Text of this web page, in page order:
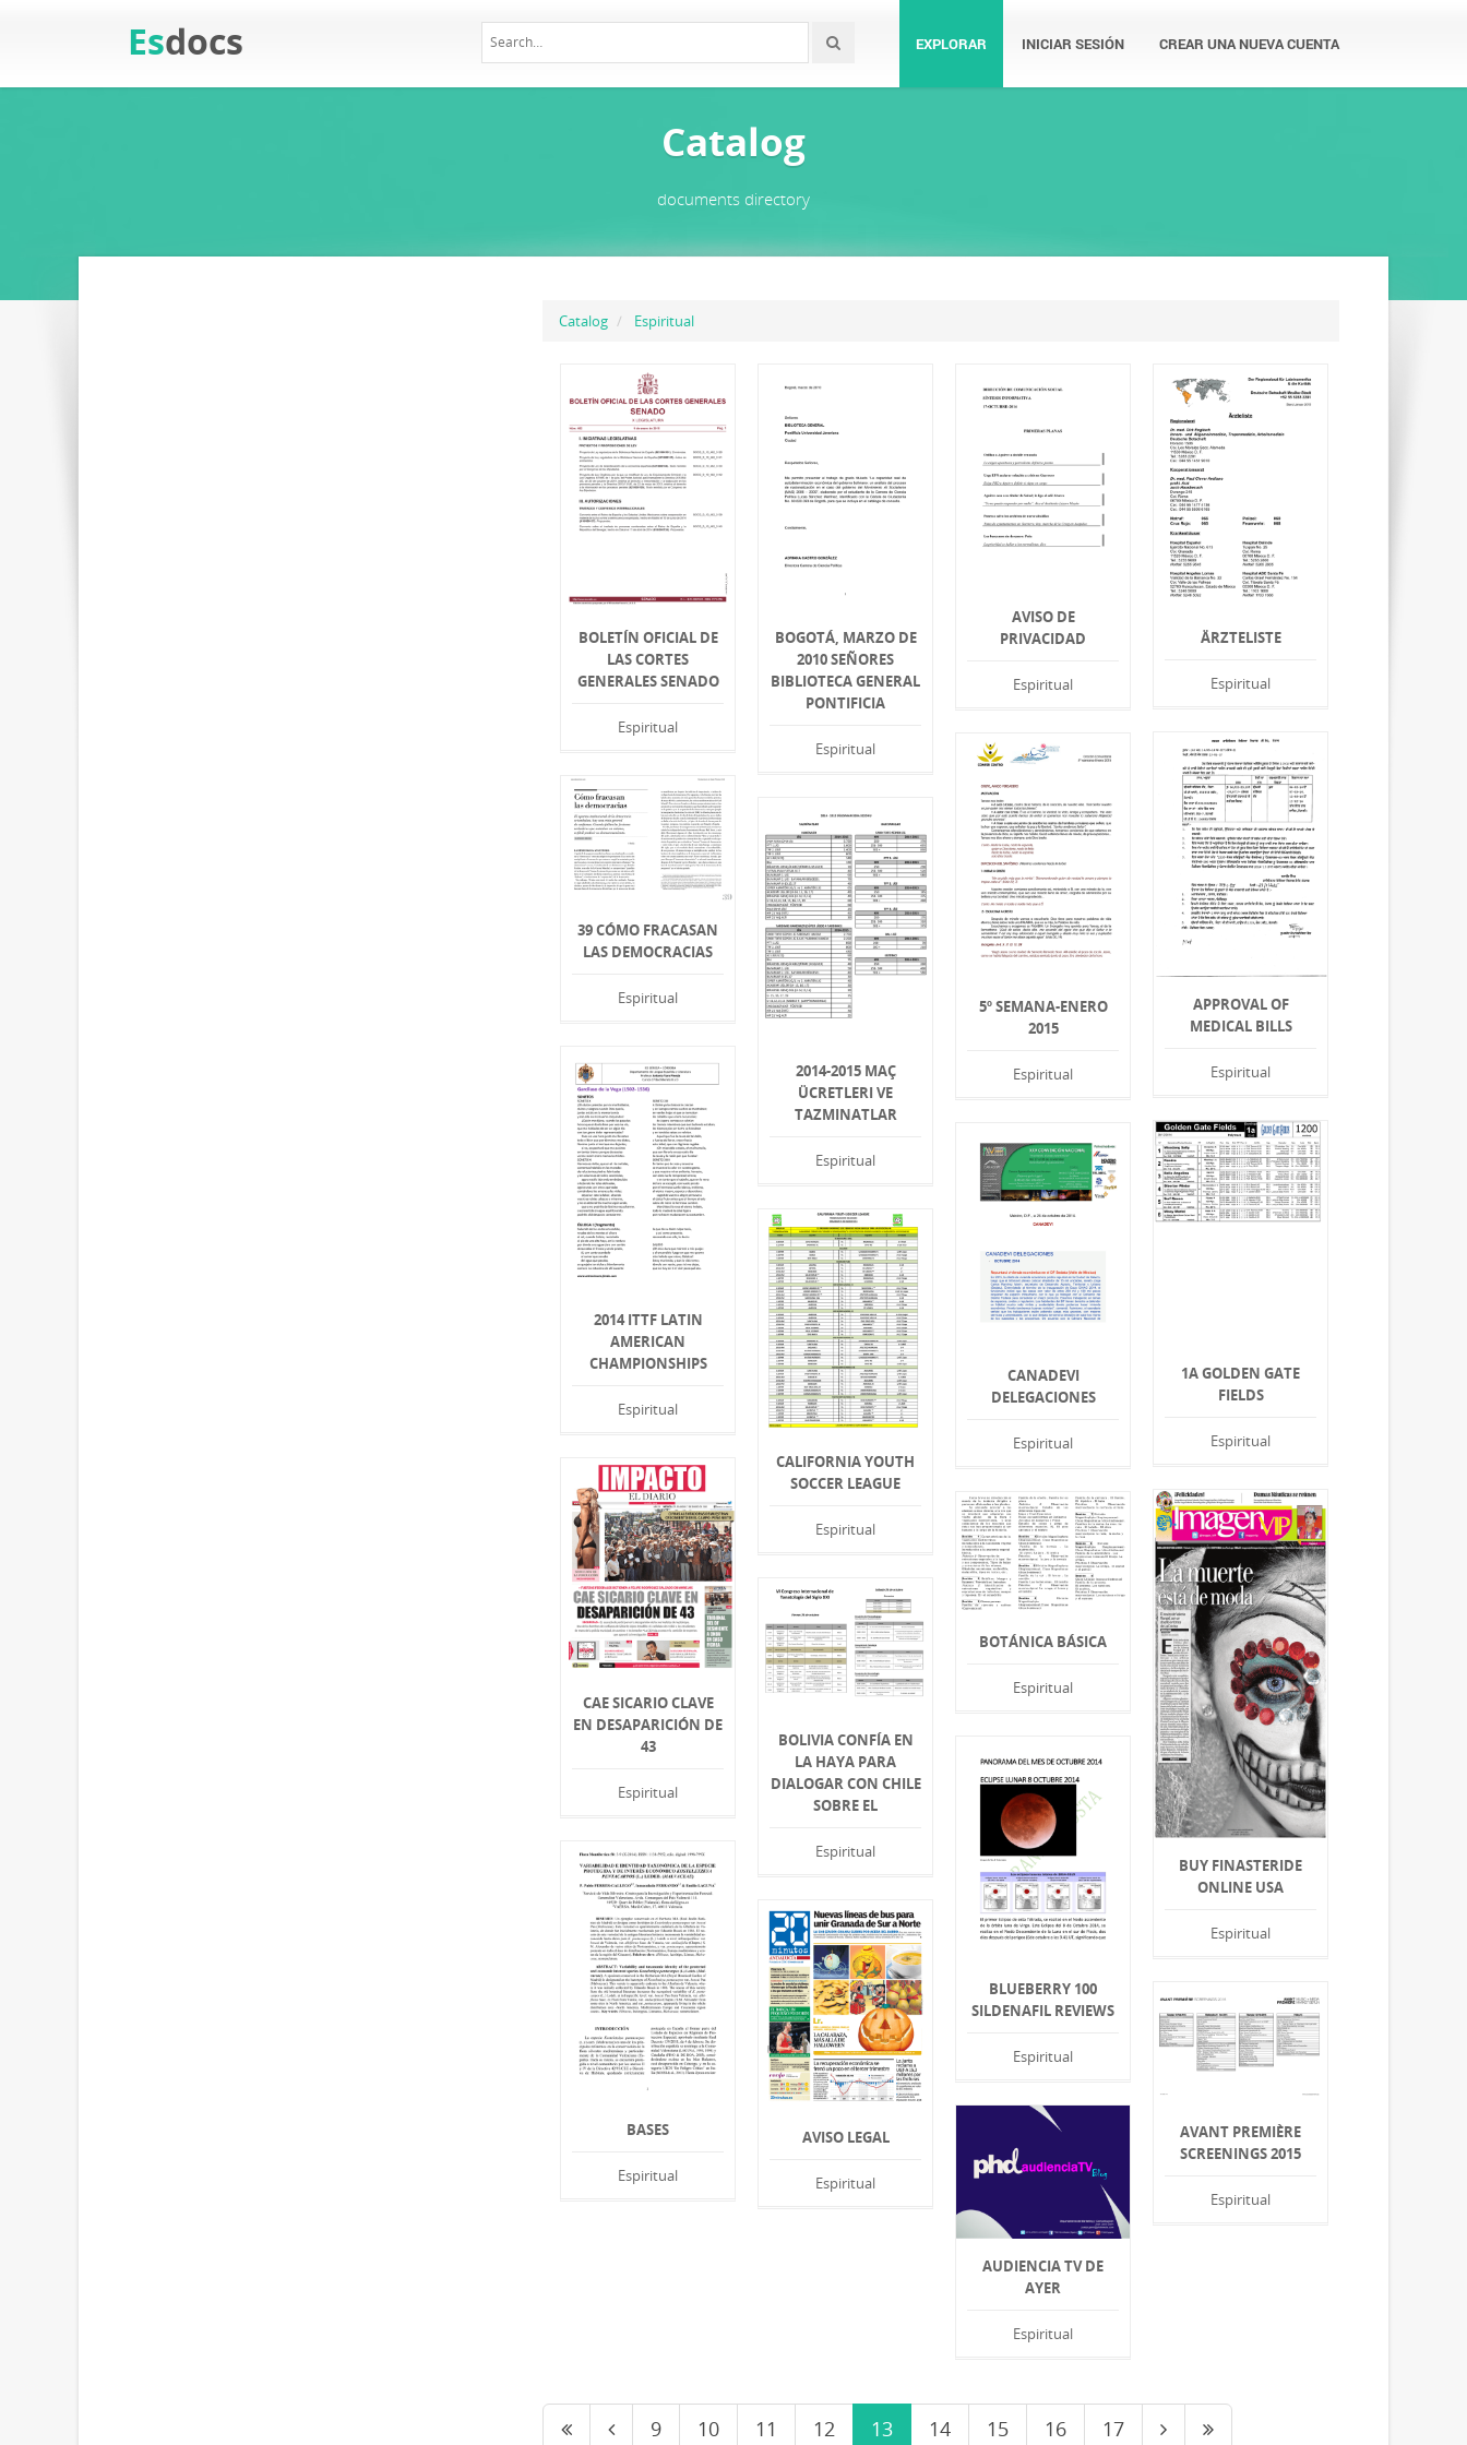
Esdocs EXPLORAR INICIAR SESIÓN CREAR UNA NUEVA CUENTA
Catalog
documents directory
Catalog Espiritual
BOLETÍN OFICIAL DE
LAS CORTES
GENERALES SENADO
Espiritual
BOGOTÁ, MARZO DE
2010 SEÑORES
BIBLIOTECA GENERAL
PONTIFICIA
Espiritual
AVISO DE
PRIVACIDAD
Espiritual
ÄRZTELISTE
Espiritual
APPROVAL OF
MEDICAL BILLS
Espiritual
5º SEMANA-ENERO
2015
Espiritual
39 CÓMO FRACASAN
LAS DEMOCRACIAS
Espiritual
2014-2015 MAÇ
ÜCRETLERI VE
TAZMINATLAR
Espiritual
2014 ITTF LATIN
AMERICAN
CHAMPIONSHIPS
Espiritual
1A GOLDEN GATE
FIELDS
Espiritual
CANADEVI
DELEGACIONES
Espiritual
CALIFORNIA YOUTH
SOCCER LEAGUE
Espiritual
CAE SICARIO CLAVE
EN DESAPARICIÓN DE
43
Espiritual
BUY FINASTERIDE
ONLINE USA
Espiritual
BOTÁNICA BÁSICA
Espiritual
BOLIVIA CONFÍA EN
LA HAYA PARA
DIALOGAR CON CHILE
SOBRE EL
Espiritual
BLUEBERRY 100
SILDENAFIL REVIEWS
Espiritual
BASES
Espiritual
AVISO LEGAL
Espiritual
AVANT PREMIÈRE
SCREENINGS 2015
Espiritual
AUDIENCIA TV DE
AYER
Espiritual
9 10 11 12 13 14 15 16 17